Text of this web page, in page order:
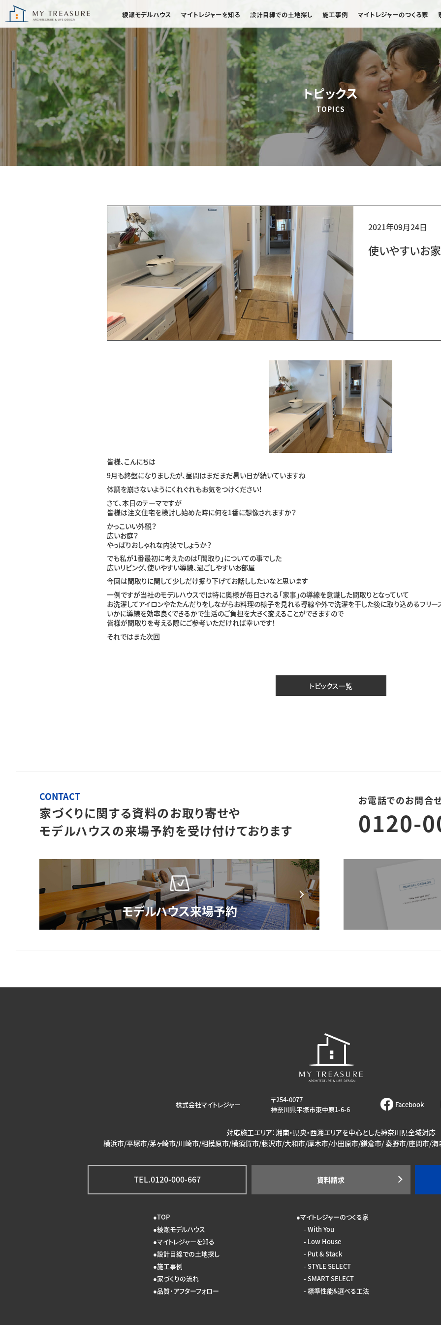
綾瀬モデルハウス マイトレジャーを知る 設計目線での土地探し 施工事例 マイトレジャーのつくる家
トピックス
TOPICS
2021年09月24日
使いやすいお家
皆様、こんにちは
9月も終盤になりましたが、昼間はまだまだ暑い日が続いていますね
体調を崩さないようにくれぐれもお気をつけください！
さて、本日のテーマですが
皆様は注文住宅を検討し始めた時に何を1番に想像されますか？
かっこいい外観？
広いお庭？
やっぱりおしゃれな内装でしょうか？
でも私が1番最初に考えたのは「間取り」についての事でした
広いリビング、使いやすい導線、過ごしやすいお部屋
今回は間取りに関して少しだけ掘り下げてお話ししたいなと思います
一例ですが当社のモデルハウスでは特に奥様が毎日される「家事」の導線を意識した間取りとなっていて
お洗濯してアイロンやたたんだりをしながらお料理の様子を見れる導線や外で洗濯を干した後に取り込めるフリー
いかに導線を効率良くできるかで生活のご負担を大きく変えることができますので
皆様が間取りを考える際にご参考いただければ幸いです！
それではまた次回
トピックス一覧
CONTACT
家づくりに関する資料のお取り寄せや
モデルハウスの来場予約を受け付けております
お電話でのお問合
0120-
株式会社マイトレジャー
〒254-0077
神奈川県平塚市東中原1-6-6
Facebook
対応施工エリア：湘南・県央・西湘エリアを中心とした神奈川県全域対応
横浜市/平塚市/茅ヶ崎市/川崎市/相模原市/横須賀市/藤沢市/大和市/厚木市/小田原市/鎌倉市/ 秦野市/座間市/
TEL.0120-000-667 資料請求
TOP
綾瀬モデルハウス
マイトレジャーを知る
設計目線での土地探し
施工事例
家づくりの流れ
品質・アフターフォロー
マイトレジャーのつくる家
With You
Low House
Put & Stack
STYLE SELECT
SMART SELECT
標準性能&選べる工法